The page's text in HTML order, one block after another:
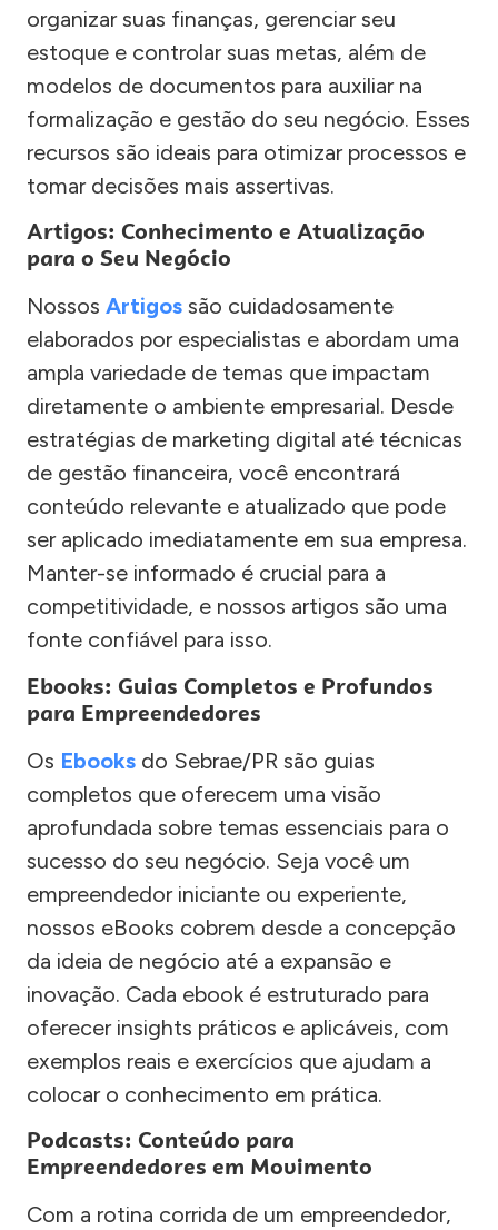
organizar suas finanças, gerenciar seu
estoque e controlar suas metas, além de
modelos de documentos para auxiliar na
formalização e gestão do seu negócio. Esses
recursos são ideais para otimizar processos e
tomar decisões mais assertivas.
Artigos: Conhecimento e Atualização
para o Seu Negócio
Nossos Artigos são cuidadosamente
elaborados por especialistas e abordam uma
ampla variedade de temas que impactam
diretamente o ambiente empresarial. Desde
estratégias de marketing digital até técnicas
de gestão financeira, você encontrará
conteúdo relevante e atualizado que pode
ser aplicado imediatamente em sua empresa.
Manter-se informado é crucial para a
competitividade, e nossos artigos são uma
fonte confiável para isso.
Ebooks: Guias Completos e Profundos
para Empreendedores
Os Ebooks do Sebrae/PR são guias
completos que oferecem uma visão
aprofundada sobre temas essenciais para o
sucesso do seu negócio. Seja você um
empreendedor iniciante ou experiente,
nossos eBooks cobrem desde a concepção
da ideia de negócio até a expansão e
inovação. Cada ebook é estruturado para
oferecer insights práticos e aplicáveis, com
exemplos reais e exercícios que ajudam a
colocar o conhecimento em prática.
Podcasts: Conteúdo para
Empreendedores em Movimento
Com a rotina corrida de um empreendedor,